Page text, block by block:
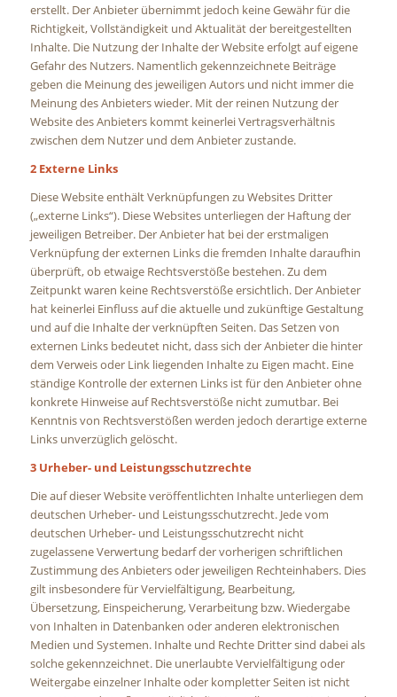
erstellt. Der Anbieter übernimmt jedoch keine Gewähr für die
Richtigkeit, Vollständigkeit und Aktualität der bereitgestellten
Inhalte. Die Nutzung der Inhalte der Website erfolgt auf eigene
Gefahr des Nutzers. Namentlich gekennzeichnete Beiträge
geben die Meinung des jeweiligen Autors und nicht immer die
Meinung des Anbieters wieder. Mit der reinen Nutzung der
Website des Anbieters kommt keinerlei Vertragsverhältnis
zwischen dem Nutzer und dem Anbieter zustande.
2 Externe Links
Diese Website enthält Verknüpfungen zu Websites Dritter
(„externe Links“). Diese Websites unterliegen der Haftung der
jeweiligen Betreiber. Der Anbieter hat bei der erstmaligen
Verknüpfung der externen Links die fremden Inhalte daraufhin
überprüft, ob etwaige Rechtsverstöße bestehen. Zu dem
Zeitpunkt waren keine Rechtsverstöße ersichtlich. Der Anbieter
hat keinerlei Einfluss auf die aktuelle und zukünftige Gestaltung
und auf die Inhalte der verknüpften Seiten. Das Setzen von
externen Links bedeutet nicht, dass sich der Anbieter die hinter
dem Verweis oder Link liegenden Inhalte zu Eigen macht. Eine
ständige Kontrolle der externen Links ist für den Anbieter ohne
konkrete Hinweise auf Rechtsverstöße nicht zumutbar. Bei
Kenntnis von Rechtsverstößen werden jedoch derartige externe
Links unverzüglich gelöscht.
3 Urheber- und Leistungsschutzrechte
Die auf dieser Website veröffentlichten Inhalte unterliegen dem
deutschen Urheber- und Leistungsschutzrecht. Jede vom
deutschen Urheber- und Leistungsschutzrecht nicht
zugelassene Verwertung bedarf der vorherigen schriftlichen
Zustimmung des Anbieters oder jeweiligen Rechteinhabers. Dies
gilt insbesondere für Vervielfältigung, Bearbeitung,
Übersetzung, Einspeicherung, Verarbeitung bzw. Wiedergabe
von Inhalten in Datenbanken oder anderen elektronischen
Medien und Systemen. Inhalte und Rechte Dritter sind dabei als
solche gekennzeichnet. Die unerlaubte Vervielfältigung oder
Weitergabe einzelner Inhalte oder kompletter Seiten ist nicht